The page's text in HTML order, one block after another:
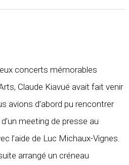
concerts mémorables
Claude Kiavué avait fait venir
avions d’abord pu rencontrer
meeting de presse au
l’aide de Luc Michaux-Vignes.
arrangé un créneau